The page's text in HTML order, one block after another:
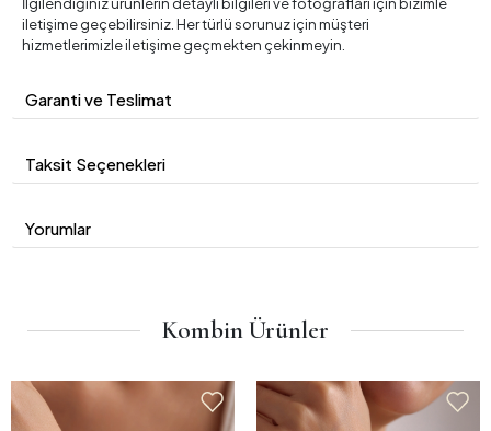
iletişime geçebilirsiniz. Her türlü sorunuz için müşteri
hizmetlerimizle iletişime geçmekten çekinmeyin.
Garanti ve Teslimat
Taksit Seçenekleri
Yorumlar
Kombin Ürünler